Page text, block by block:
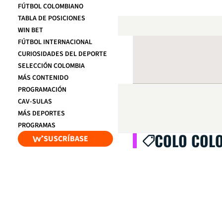
FÚTBOL COLOMBIANO
TABLA DE POSICIONES
WIN BET
FÚTBOL INTERNACIONAL
CURIOSIDADES DEL DEPORTE
SELECCIÓN COLOMBIA
MÁS CONTENIDO
PROGRAMACIÓN
CAV-SULAS
MÁS DEPORTES
PROGRAMAS
SUSCRÍBASE COLO